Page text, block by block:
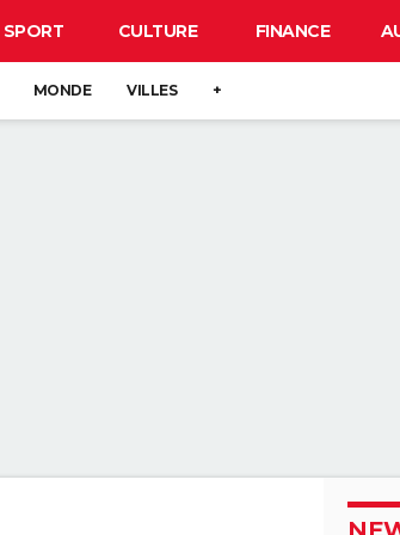
SPORT CULTURE FINANCE
MONDE VILLES +